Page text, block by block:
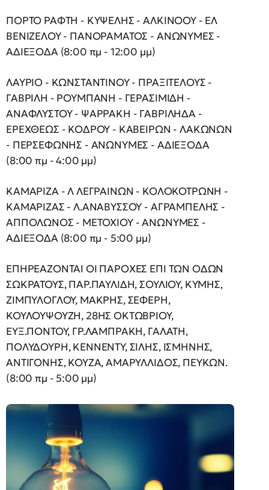
ΠΟΡΤΟ ΡΑΦΤΗ - ΚΥΨΕΛΗΣ - ΑΛΚΙΝΟΟΥ - ΕΛ
ΒΕΝΙΖΕΛΟΥ - ΠΑΝΟΡΑΜΑΤΟΣ - ΑΝΩΝΥΜΕΣ -
ΑΔΙΕΞΟΔΑ (8:00 πμ - 12:00 μμ)
ΛΑΥΡΙΟ - ΚΩΝΣΤΑΝΤΙΝΟΥ - ΠΡΑΞΙΤΕΛΟΥΣ -
ΓΑΒΡΙΛΗ - ΡΟΥΜΠΑΝΗ - ΓΕΡΑΣΙΜΙΔΗ -
ΑΝΑΦΛΥΣΤΟΥ - ΨΑΡΡΑΚΗ - ΓΑΒΡΙΛΗΔΑ -
ΕΡΕΧΘΕΩΣ - ΚΟΔΡΟΥ - ΚΑΒΕΙΡΩΝ - ΛΑΚΩΝΩΝ
- ΠΕΡΣΕΦΩΝΗΣ - ΑΝΩΝΥΜΕΣ - ΑΔΙΕΞΟΔΑ
(8:00 πμ - 4:00 μμ)
ΚΑΜΑΡΙΖΑ - Λ ΛΕΓΡΑΙΝΩΝ - ΚΟΛΟΚΟΤΡΩΝΗ -
ΚΑΜΑΡΙΖΑΣ - Λ.ΑΝΑΒΥΣΣΟΥ - ΑΓΡΑΜΠΕΛΗΣ -
ΑΠΠΟΛΩΝΟΣ - ΜΕΤΟΧΙΟΥ - ΑΝΩΝΥΜΕΣ -
ΑΔΙΕΞΟΔΑ (8:00 πμ - 5:00 μμ)
ΕΠΗΡΕΑΖΟΝΤΑΙ ΟΙ ΠΑΡΟΧΕΣ ΕΠΙ ΤΩΝ ΟΔΩΝ
ΣΩΚΡΑΤΟΥΣ, ΠΑΡ.ΠΑΥΛΙΔΗ, ΣΟΥΛΙΟΥ, ΚΥΜΗΣ,
ΖΙΜΠΥΛΟΓΛΟΥ, ΜΑΚΡΗΣ, ΣΕΦΕΡΗ,
ΚΟΥΛΟΥΨΟΥΖΗ, 28ΗΣ ΟΚΤΩΒΡΙΟΥ,
ΕΥΞ.ΠΟΝΤΟΥ, ΓΡ.ΛΑΜΠΡΑΚΗ, ΓΑΛΑΤΗ,
ΠΟΛΥΔΟΥΡΗ, ΚΕΝΝΕΝΤΥ, ΣΙΛΗΣ, ΙΣΜΗΝΗΣ,
ΑΝΤΙΓΟΝΗΣ, ΚΟΥΖΑ, ΑΜΑΡΥΛΛΙΔΟΣ, ΠΕΥΚΩΝ.
(8:00 πμ - 5:00 μμ)